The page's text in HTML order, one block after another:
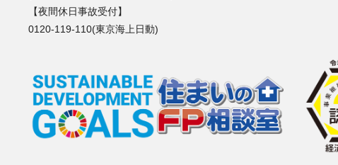
【夜間休日事故受付】
0120-119-110(東京海上日動)